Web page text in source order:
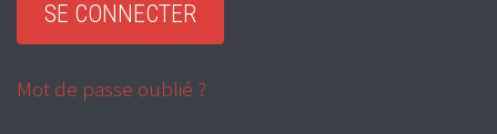
Mot de passe oublié ?